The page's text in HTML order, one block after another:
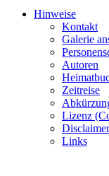
Hinweise
Kontakt
Galerie
Autoren
Zeitreise
Lizenz
Disclaimer
Links